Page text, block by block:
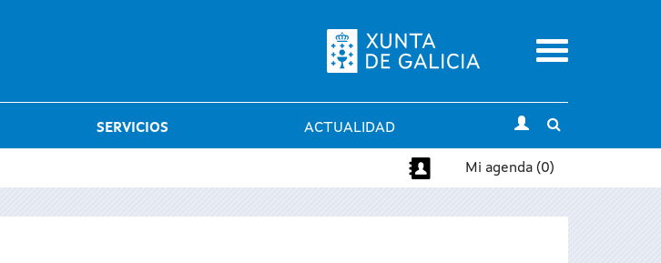
Menu
SERVICIOS ACTUALIDAD
search
Mi agenda (0)